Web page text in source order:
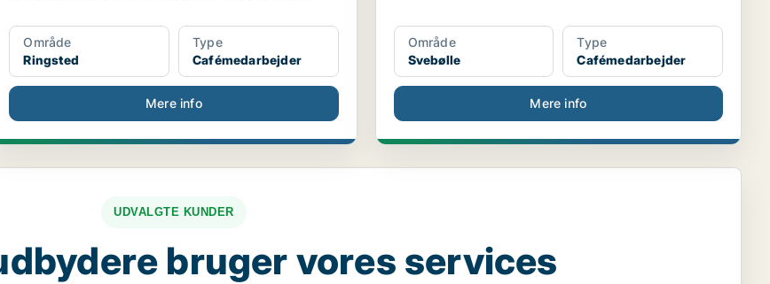
Område
Ringsted
Type
Cafémedarbejder
Mere info
Område
Svebølle
Type
Cafémedarbejder
Mere info
UDVALGTE KUNDER
bruger vores services